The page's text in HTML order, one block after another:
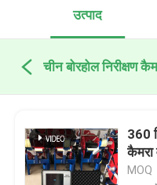
उत्पाद
चीन बोरहोल निरीक्षण
360
MOQ